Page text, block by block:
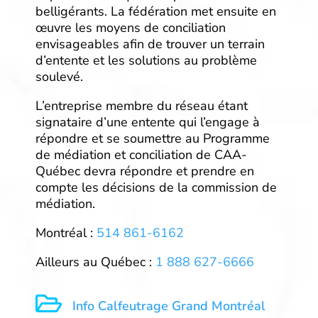
belligérants. La fédération met ensuite en
œuvre les moyens de conciliation
envisageables afin de trouver un terrain
d’entente et les solutions au problème
soulevé.
L’entreprise membre du réseau étant
signataire d’une entente qui l’engage à
répondre et se soumettre au Programme
de médiation et conciliation de CAA-
Québec devra répondre et prendre en
compte les décisions de la commission de
médiation.
Montréal : 514 861-6162
Ailleurs au Québec : 1 888 627-6666
 Info Calfeutrage Grand Montréal